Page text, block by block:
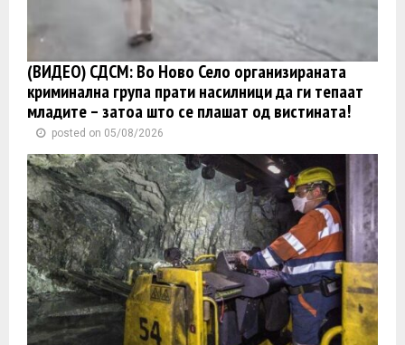
(ВИДЕО) СДСМ: Во Ново Село организираната
криминална група прати насилници да ги тепаат
младите – затоа што се плашат од вистината!
posted on 05/08/2026